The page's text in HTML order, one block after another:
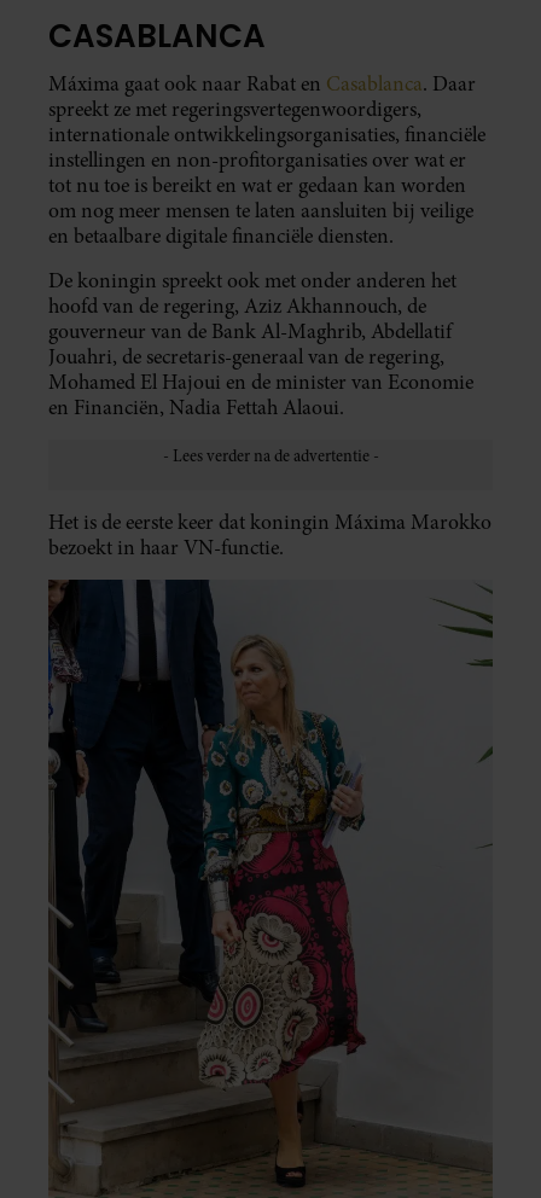
CASABLANCA
Máxima gaat ook naar Rabat en Casablanca. Daar
spreekt ze met regeringsvertegenwoordigers,
internationale ontwikkelingsorganisaties, financiële
instellingen en non-profitorganisaties over wat er
tot nu toe is bereikt en wat er gedaan kan worden
om nog meer mensen te laten aansluiten bij veilige
en betaalbare digitale financiële diensten.
De koningin spreekt ook met onder anderen het
hoofd van de regering, Aziz Akhannouch, de
gouverneur van de Bank Al-Maghrib, Abdellatif
Jouahri, de secretaris-generaal van de regering,
Mohamed El Hajoui en de minister van Economie
en Financiën, Nadia Fettah Alaoui.
Het is de eerste keer dat koningin Máxima Marokko
bezoekt in haar VN-functie.